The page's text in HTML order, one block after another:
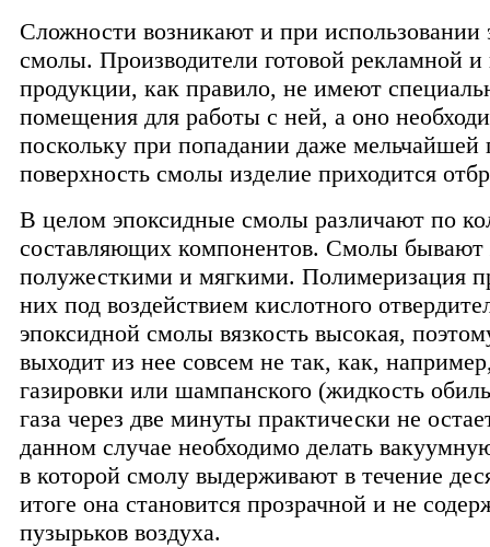
Сложности возникают и при использовании
смолы. Производители готовой рекламной и
продукции, как правило, не имеют
помещения для работы с ней, а оно
поскольку при попадании даже
поверхность смолы изделие приходится
В целом эпоксидные смолы различают по
составляющих компонентов. Смолы
полужесткими и мягкими. Полимеризация
них под воздействием кислотного
эпоксидной смолы вязкость высокая,
выходит из нее совсем не так, как,
газировки или шампанского (жидкость
газа через две минуты практически не
данном случае необходимо делать
в которой смолу выдерживают в течение
итоге она становится прозрачной и не
пузырьков воздуха.